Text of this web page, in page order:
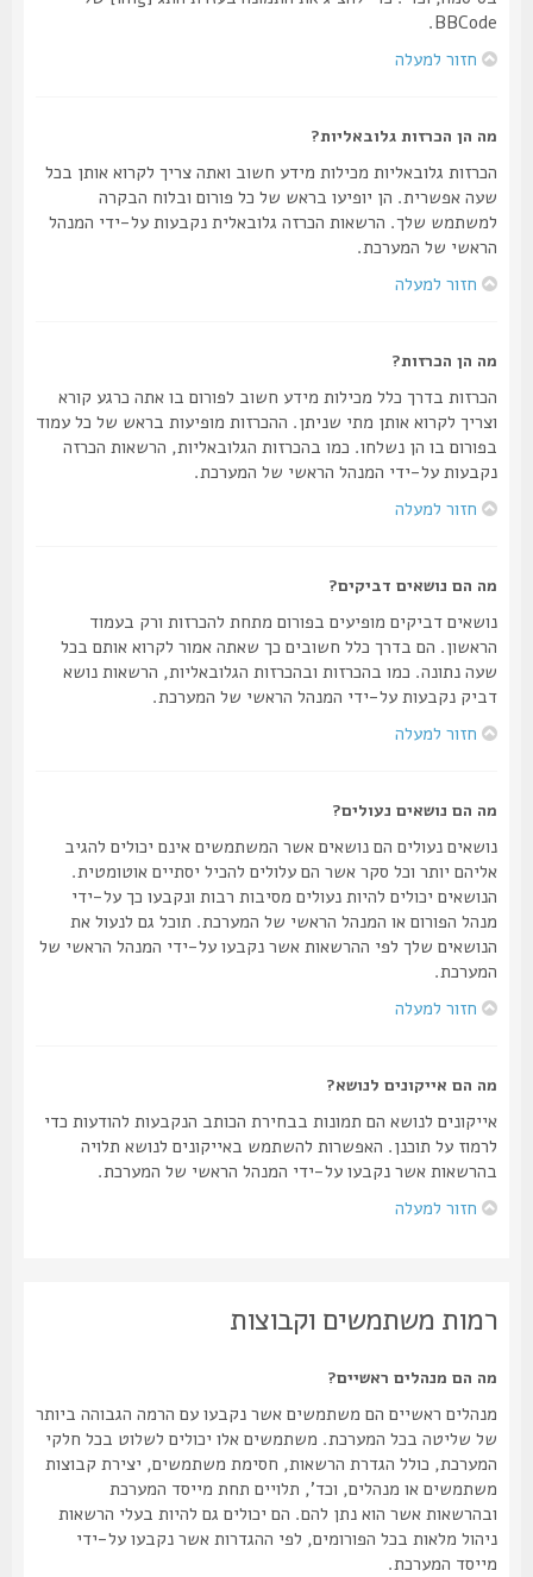
BBCode.
חזור למעלה
מה הן הכרזות גלובאליות?
הכרזות גלובאליות מכילות מידע חשוב ואתה צריך לקרוא אותן בכל
שעה אפשרית. הן יופיעו בראש של כל פורום ובלוח הבקרה
למשתמש שלך. הרשאות הכרזה גלובאלית נקבעות על-ידי המנהל
הראשי של המערכת.
חזור למעלה
מה הן הכרזות?
הכרזות בדרך כלל מכילות מידע חשוב לפורום בו אתה כרגע קורא
וצריך לקרוא אותן מתי שניתן. ההכרזות מופיעות בראש של כל עמוד
בפורום בו הן נשלחו. כמו בהכרזות הגלובאליות, הרשאות הכרזה
נקבעות על-ידי המנהל הראשי של המערכת.
חזור למעלה
מה הם נושאים דביקים?
נושאים דביקים מופיעים בפורום מתחת להכרזות ורק בעמוד
הראשון. הם בדרך כלל חשובים כך שאתה אמור לקרוא אותם בכל
שעה נתונה. כמו בהכרזות ובהכרזות הגלובאליות, הרשאות נושא
דביק נקבעות על-ידי המנהל הראשי של המערכת.
חזור למעלה
מה הם נושאים נעולים?
נושאים נעולים הם נושאים אשר המשתמשים אינם יכולים להגיב
אליהם יותר וכל סקר אשר הם עלולים להכיל יסתיים אוטומטית.
הנושאים יכולים להיות נעולים מסיבות רבות ונקבעו כך על-ידי
מנהל הפורום או המנהל הראשי של המערכת. תוכל גם לנעול את
הנושאים שלך לפי ההרשאות אשר נקבעו על-ידי המנהל הראשי של
המערכת.
חזור למעלה
מה הם אייקונים לנושא?
אייקונים לנושא הם תמונות בבחירת הכותב הנקבעות להודעות כדי
לרמוז על תוכנן. האפשרות להשתמש באייקונים לנושא תלויה
בהרשאות אשר נקבעו על-ידי המנהל הראשי של המערכת.
חזור למעלה
רמות משתמשים וקבוצות
מה הם מנהלים ראשיים?
מנהלים ראשיים הם משתמשים אשר נקבעו עם הרמה הגבוהה ביותר
של שליטה בכל המערכת. משתמשים אלו יכולים לשלוט בכל חלקי
המערכת, כולל הגדרת הרשאות, חסימת משתמשים, יצירת קבוצות
משתמשים או מנהלים, וכד', תלויים תחת מייסד המערכת
ובהרשאות אשר הוא נתן להם. הם יכולים גם להיות בעלי הרשאות
ניהול מלאות בכל הפורומים, לפי ההגדרות אשר נקבעו על-ידי
מייסד המערכת.